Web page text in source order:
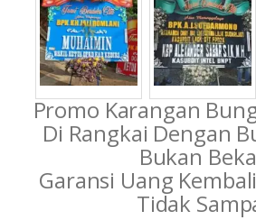
Promo Karangan
Di Rangkai Dengan
Bukan
Garansi Uang
Tidak